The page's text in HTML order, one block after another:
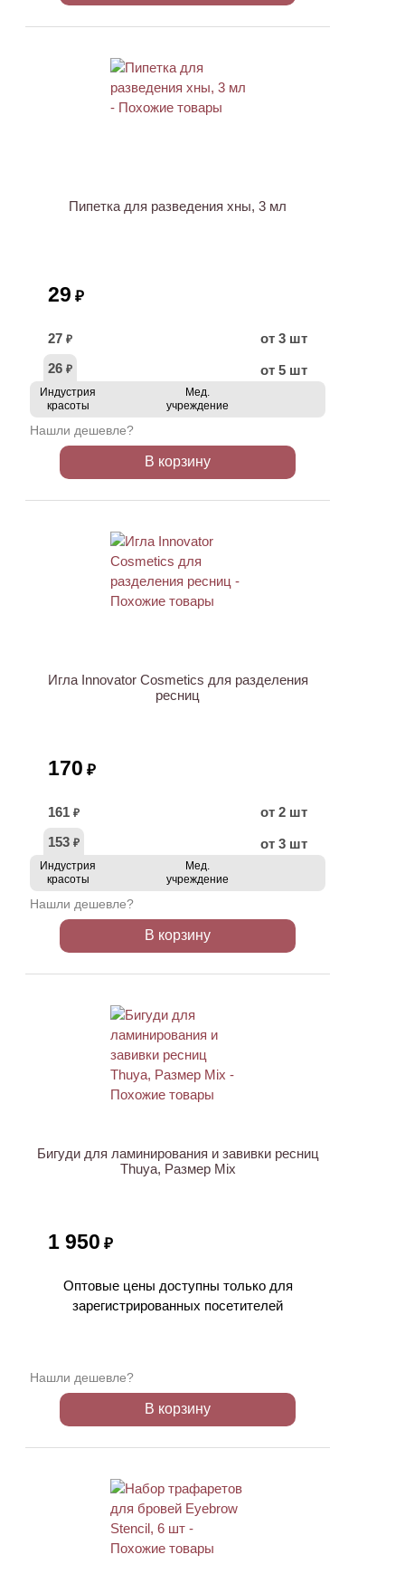
Пипетка для разведения хны, 3 мл
29 ₽
27 ₽
от 3 шт
26 ₽ от 5 шт
Индустрия
красоты
Мед.
учреждение
Нашли дешевле?
В корзину
Игла Innovator Cosmetics для разделения
ресниц
170 ₽
161 ₽
от 2 шт
153 ₽ от 3 шт
Индустрия
красоты
Мед.
учреждение
Нашли дешевле?
В корзину
Бигуди для ламинирования и завивки ресниц
Thuya, Размер Mix
1 950 ₽
Оптовые цены доступны только для
зарегистрированных посетителей
Нашли дешевле?
В корзину